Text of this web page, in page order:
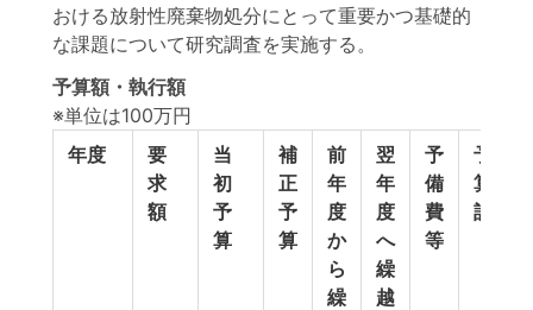
おける放射性廃棄物処分にとって重要かつ基礎的
な課題について研究調査を実施する。
予算額・執行額
※単位は100万円
年度
要
求
額
当
初
予
算
補
正
予
算
前
年
度
か
ら
繰
翌
年
度
へ
繰
越
予
備
費
等
予
算
計